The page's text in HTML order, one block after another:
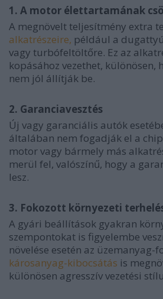
1. A motor élettartamának
A megnövelt teljesítmény extra
alkatrészeire, például a
vagy turbófeltöltőre. Ez az
kopásához vezethet, különösen,
nem jól állítják be.
2. Garanciavesztés
Új vagy garanciális autók
általában nem fogadják el a
motor vagy bármely más
merül fel, valószínű, hogy a
lesz.
3. Fokozott környezeti
A gyári beállítások gyakran
szempontokat is figyelembe
növelése esetén az üzemanyag-
károsanyag-kibocsátás is
különösen agresszív vezetési